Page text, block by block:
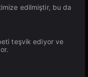
edilmiştir, bu da
teşvik ediyor ve